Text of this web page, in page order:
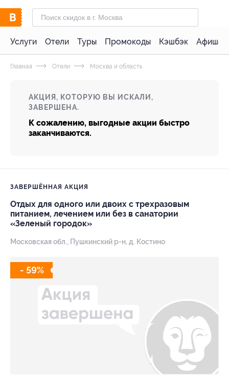
Услуги Отели Туры Промокоды Кэшбэк Афиша
Главная Отели Москва и область
АКЦИЯ, КОТОРУЮ ВЫ ИСКАЛИ,
ЗАВЕРШЕНА.
К сожалению, выгодные акции быстро
заканчиваются.
ЗАВЕРШЁННАЯ АКЦИЯ
Отдых для одного или двоих с трехразовым
питанием, лечением или без в санатории
«Зеленый городок»
Московская обл., Пушкинский р-н, д. Костино
- 59%